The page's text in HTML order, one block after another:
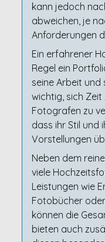
kann jedoch
abweichen, je
Anforderungen
Ein erfahrener
Regel ein
seine Arbeit und
wichtig, sich Zeit
Fotografen zu
dass ihr Stil und
Vorstellungen
Neben dem
viele
Leistungen wie
Fotobücher
können die
bieten auch